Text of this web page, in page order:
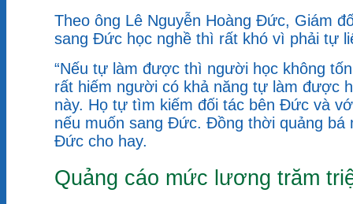
Theo ông Lê Nguyễn Hoàng Đức, Giám
sang Đức học nghề thì rất khó vì phải tự
“Nếu tự làm được thì người học không
rất hiếm người có khả năng tự làm được
này. Họ tự tìm kiếm đối tác bên Đức và
nếu muốn sang Đức. Đồng thời quảng
Đức cho hay.
Quảng cáo mức lương trăm